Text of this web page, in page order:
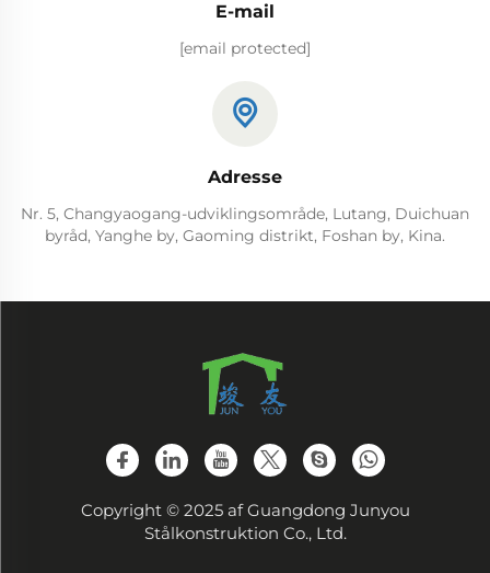
E-mail
[email protected]
Adresse
Nr. 5, Changyaogang-udviklingsområde, Lutang, Duichuan
byråd, Yanghe by, Gaoming distrikt, Foshan by, Kina.
Copyright © 2025 af Guangdong Junyou
Stålkonstruktion Co., Ltd.